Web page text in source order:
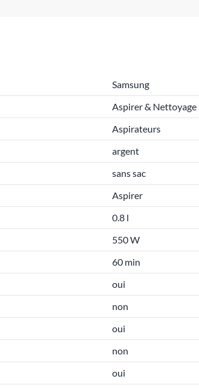
Samsung
Aspirer & Nettoyage
Aspirateurs
argent
sans sac
Aspirer
0.8 l
550 W
60 min
oui
non
oui
non
oui